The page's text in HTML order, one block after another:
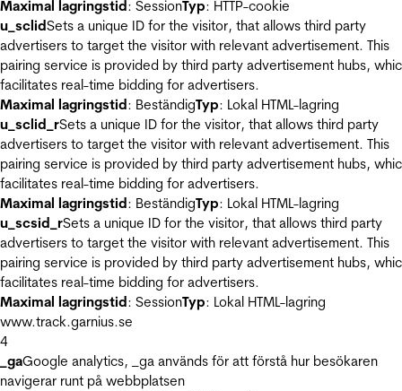
Maximal lagringstid: SessionTyp: HTTP-cookie
u_sclidSets a unique ID for the visitor, that allows third party
advertisers to target the visitor with relevant advertisement. This
pairing service is provided by third party advertisement hubs,
facilitates real-time bidding for advertisers.
Maximal lagringstid: BeständigTyp: Lokal HTML-lagring
u_sclid_rSets a unique ID for the visitor, that allows third party
advertisers to target the visitor with relevant advertisement. This
pairing service is provided by third party advertisement hubs,
facilitates real-time bidding for advertisers.
Maximal lagringstid: BeständigTyp: Lokal HTML-lagring
u_scsid_rSets a unique ID for the visitor, that allows third party
advertisers to target the visitor with relevant advertisement. This
pairing service is provided by third party advertisement hubs,
facilitates real-time bidding for advertisers.
Maximal lagringstid: SessionTyp: Lokal HTML-lagring
www.track.garnius.se
4
_gaGoogle analytics, _ga används för att förstå hur besökaren
navigerar runt på webbplatsen